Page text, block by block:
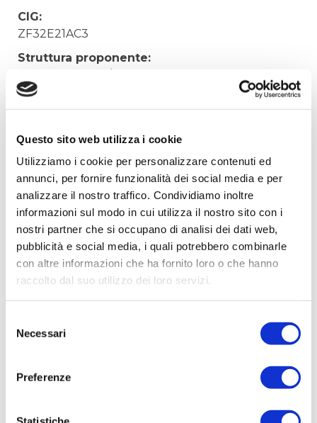
Questo sito web utilizza i cookie
Utilizziamo i cookie per personalizzare contenuti ed
annunci, per fornire funzionalità dei social media e per
analizzare il nostro traffico. Condividiamo inoltre
informazioni sul modo in cui utilizza il nostro sito con i
nostri partner che si occupano di analisi dei dati web,
pubblicità e social media, i quali potrebbero combinarle
con altre informazioni che ha fornito loro o che hanno
raccolto dal suo utilizzo dei loro servizi.
delNecessari
Preferenze
CIG:
ZF32E21AC3
Struttura proponente:
Tecnico
Acquisto reintegri cassette primo soccorso
Elenco operatori invitati:
Codice Fiscale:
Procedura di scelta:
Affidamento ai sensi del Regolamento Generale
Aziendale per Lavori Servizi e Forniture
Aggiudicatario Nome:
PVS S.P.A. - cod. fisc. 06532250153
Importo Aggiudicazione: